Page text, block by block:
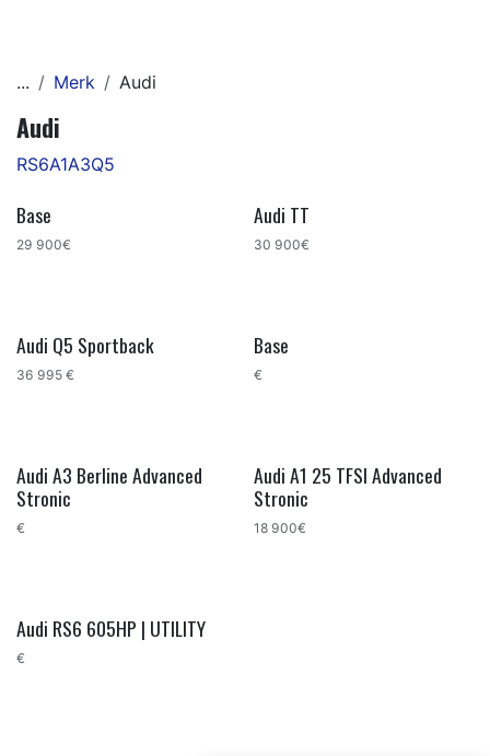
... Merk Audi
Audi
RS6A1A3Q5
Base
29 900€
Audi TT
30 900€
Audi Q5 Sportback
36 995 €
Base
€
Audi A3 Berline Advanced
Stronic
€
Audi A1 25 TFSI Advanced
Stronic
18 900€
Audi RS6 605HP | UTILITY
€